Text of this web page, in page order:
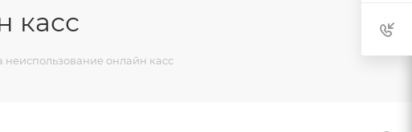
касс
неиспользование онлайн касс